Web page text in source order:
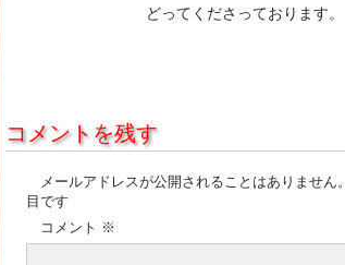
どってくださっております。
コメントを残す
メールアドレスが公開されることはありません。
目です
コメント ※